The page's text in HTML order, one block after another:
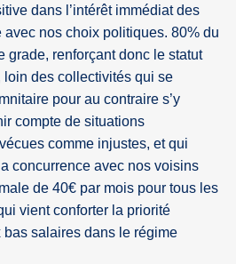
dans l’intérêt immédiat des
avec nos choix politiques. 80% du
grade, renforçant donc le statut
des collectivités qui se
pour au contraire s’y
compte de situations
comme injustes, et qui
concurrence avec nos voisins
de 40€ par mois pour tous les
vient conforter la priorité
salaires dans le régime